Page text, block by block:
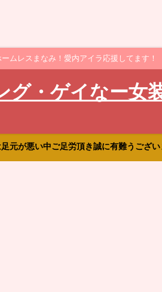
ムレスまなみ！愛内アイラ応援してます！
グ・ゲイなー女
元が悪い中ご足労頂き誠に有難うござい